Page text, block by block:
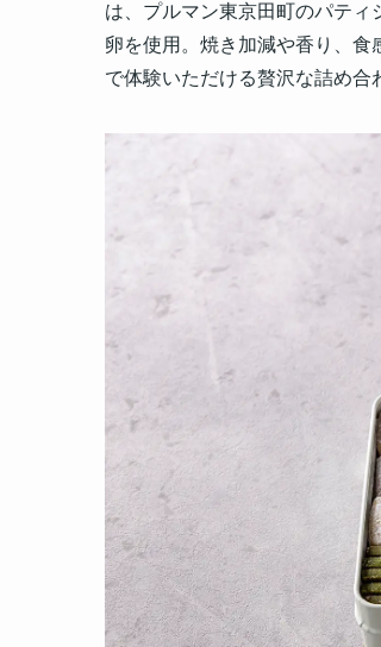
は、プルマン東京田町のパテ
卵を使用。焼き加減や香り、食
で体験いただける贅沢な詰め合